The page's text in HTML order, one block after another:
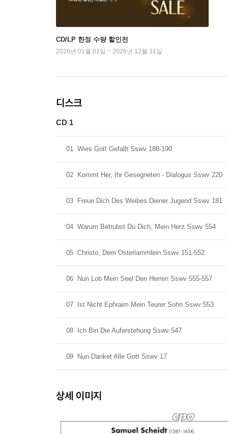
CD/LP 한정 수량 할인전
2026년 01월 01일 ~ 2026년 12월 31일
디스크
CD 1
01 Wies Gott Gefallt Sswv 188-190
02 Kommt Her, Ihr Gesegneten - Dialogus Sswv 220
03 Freue Dich Des Weibes Deiner Jugend Sswv 181
04 Warum Betrubst Du Dich, Mein Herz Sswv 554
05 Christo, Dem Osterlammlein Sswv 151-552
06 Nun Lob Mein Seel Den Herren Sswv 555-557
07 Ist Nicht Ephraim Mein Teurer Sohn Sswv 553
08 Ich Bin Die Auferstehung Sswv 547
09 Nun Danket Alle Gott Sswv 17
상세 이미지